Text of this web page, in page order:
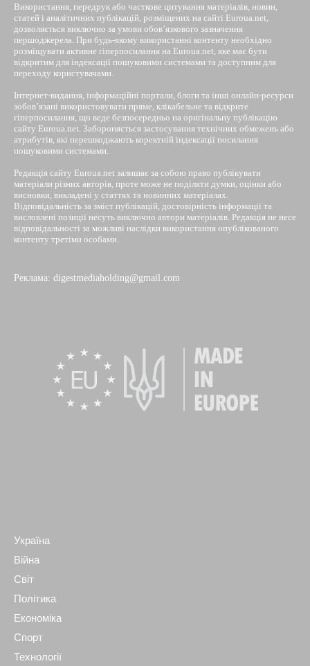
Використання, передрук або часткове цитування матеріалів, новин,
статей і аналітичних публікацій, розміщених на сайті Euroua.net,
дозволяється виключно за умови обов’язкового зазначення
першоджерела. При будь-якому використанні контенту необхідно
розміщувати активне гіперпосилання на Euroua.net, яке має бути
відкритим для індексації пошуковими системами та доступним для
переходу користувачами.
Інтернет-видання, інформаційні портали, блоги та інші онлайн-ресурси
зобов’язані використовувати пряме, клікабельне та відкрите
гіперпосилання, що веде безпосередньо на оригінальну публікацію
сайту Euroua.net. Забороняється застосування технічних обмежень або
атрибутів, які перешкоджають коректній індексації посилання
пошуковими системами.
Редакція сайту Euroua.net залишає за собою право публікувати
матеріали різних авторів, проте може не поділяти думки, оцінки або
висновки, викладені у статтях та новинних матеріалах.
Відповідальність за зміст публікацій, достовірність інформації та
висловлені позиції несуть виключно автори матеріалів. Редакція не несе
відповідальності за можливі наслідки використання опублікованого
контенту третіми особами.
Реклама: digestmediaholding@gmail.com
Україна
Війна
Світ
Політика
Економіка
Спорт
Технології